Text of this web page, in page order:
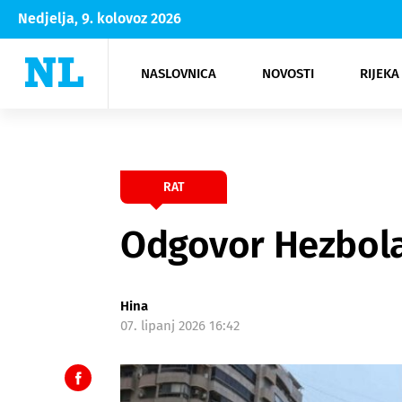
Nedjelja, 9. kolovoz 2026
NASLOVNICA NOVOSTI
Rijeka Opatija
NK
Moda
Kultura
RAT
Odgovor
Hina
07. lipanj 2026 16:42